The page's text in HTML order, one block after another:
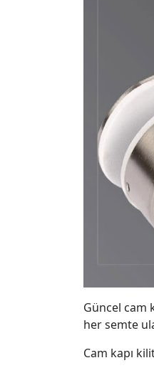
Güncel cam
her semte
Cam kapı